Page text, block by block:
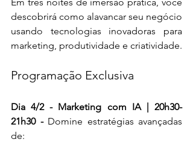
descobrirá como alavancar seu negócio
usando tecnologias inovadoras para
marketing, produtividade e criatividade.
Programação Exclusiva
Dia 4/2 - Marketing com IA | 20h30-
21h30 - Domine estratégias avançadas
de: